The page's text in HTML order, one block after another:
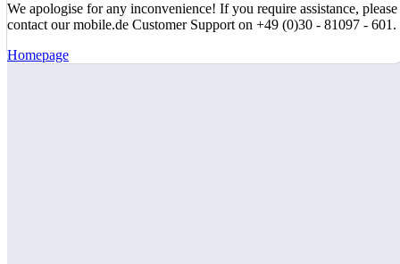
We apologise for any inconvenience! If you require assistance, please
contact our mobile.de Customer Support on +49 (0)30 - 81097 - 601.
Homepage